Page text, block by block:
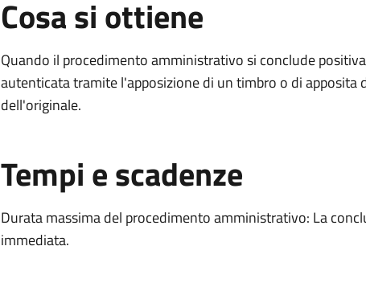
Cosa si ottiene
Quando il procedimento amministrativo si conclude
autenticata tramite l'apposizione di un timbro o di apposita
dell'originale.
Tempi e scadenze
Durata massima del procedimento amministrativo: La
immediata.